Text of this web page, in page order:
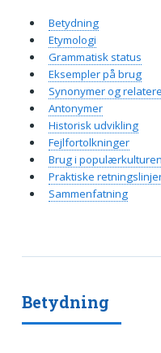
Betydning
Betydning
Etymologi
Grammatisk status
Eksempler på brug
Synonymer og
Antonymer
Historisk udvikling
Fejlfortolkninger
Brug i populærkulturen
Praktiske
Sammenfatning